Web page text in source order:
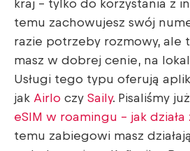
kraj – tylko do korzystania z
temu zachowujesz swój
razie potrzeby rozmowy, ale
masz w dobrej cenie, na
Usługi tego typu oferują
jak Airlo czy Saily. Pisaliśmy
eSIM w roamingu – jak działa
temu zabiegowi masz